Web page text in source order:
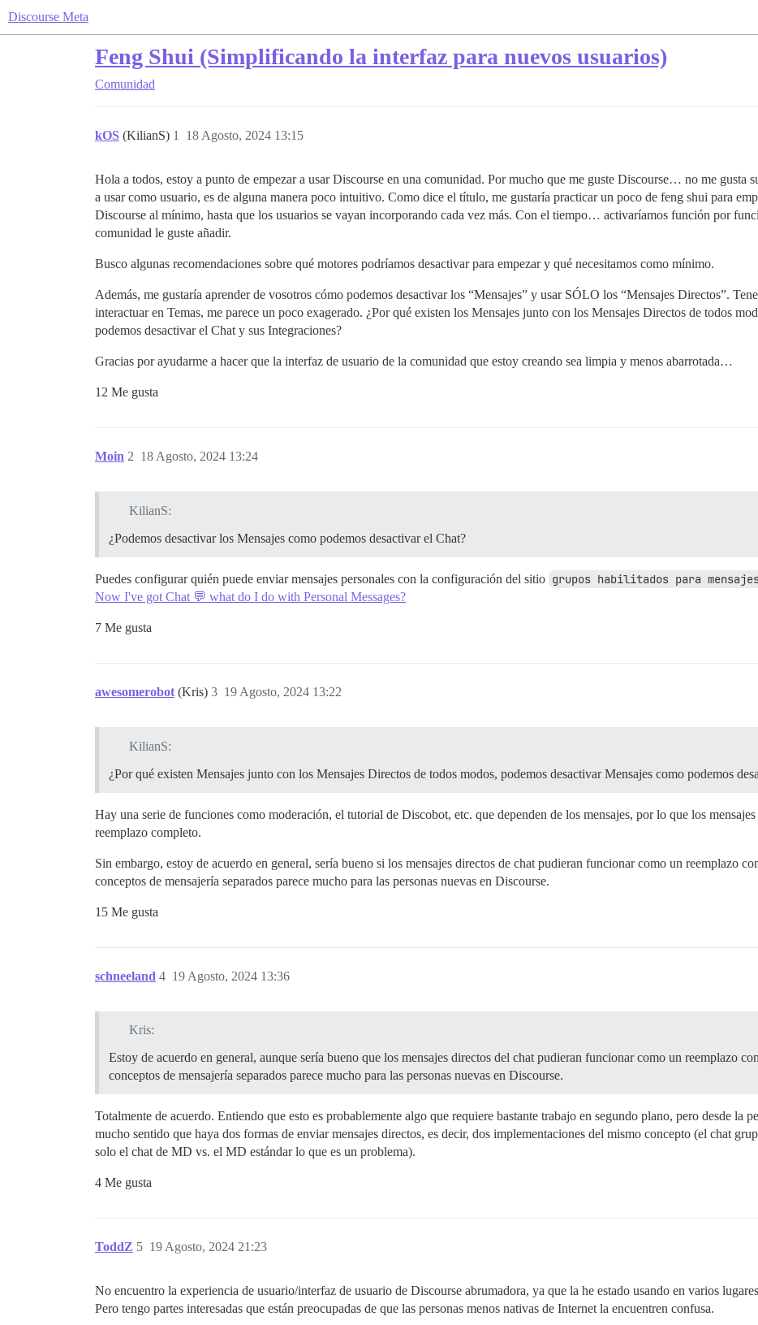
Discourse Meta
Feng Shui (Simplificando la interfaz para nuevos usuarios)
Comunidad
kOS (KilianS) 18 Agosto, 2024 13:15
1
Hola a todos, estoy a punto de empezar a usar Discourse en una comunidad. Por mucho que me guste Discourse… no me gusta
a usar como usuario, es de alguna manera poco intuitivo. Como dice el título, me gustaría practicar un poco de feng shui para
Discourse al mínimo, hasta que los usuarios se vayan incorporando cada vez más. Con el tiempo… activaríamos función por
comunidad le guste añadir.
Busco algunas recomendaciones sobre qué motores podríamos desactivar para empezar y qué necesitamos como mínimo.
Además, me gustaría aprender de vosotros cómo podemos desactivar los “Mensajes” y usar SÓLO los “Mensajes Directos”.
interactuar en Temas, me parece un poco exagerado. ¿Por qué existen los Mensajes junto con los Mensajes Directos de todos
podemos desactivar el Chat y sus Integraciones?
Gracias por ayudarme a hacer que la interfaz de usuario de la comunidad que estoy creando sea limpia y menos abarrotada…
12 Me gusta
Moin 18 Agosto, 2024 13:24
2
KilianS:
¿Podemos desactivar los Mensajes como podemos desactivar el Chat?
Puedes configurar quién puede enviar mensajes personales con la configuración del sitio grupos habilitados para
Now I've got Chat 💬 what do I do with Personal Messages?
7 Me gusta
awesomerobot (Kris) 19 Agosto, 2024 13:22
3
KilianS:
¿Por qué existen Mensajes junto con los Mensajes Directos de todos modos, podemos desactivar Mensajes como podemos
Hay una serie de funciones como moderación, el tutorial de Discobot, etc. que dependen de los mensajes, por lo que los
reemplazo completo.
Sin embargo, estoy de acuerdo en general, sería bueno si los mensajes directos de chat pudieran funcionar como un reemplazo
conceptos de mensajería separados parece mucho para las personas nuevas en Discourse.
15 Me gusta
schneeland 19 Agosto, 2024 13:36
4
Kris:
Estoy de acuerdo en general, aunque sería bueno que los mensajes directos del chat pudieran funcionar como un reemplazo
conceptos de mensajería separados parece mucho para las personas nuevas en Discourse.
Totalmente de acuerdo. Entiendo que esto es probablemente algo que requiere bastante trabajo en segundo plano, pero desde la
mucho sentido que haya dos formas de enviar mensajes directos, es decir, dos implementaciones del mismo concepto (el chat
solo el chat de MD vs. el MD estándar lo que es un problema).
4 Me gusta
ToddZ 19 Agosto, 2024 21:23
5
No encuentro la experiencia de usuario/interfaz de usuario de Discourse abrumadora, ya que la he estado usando en varios
Pero tengo partes interesadas que están preocupadas de que las personas menos nativas de Internet la encuentren confusa.